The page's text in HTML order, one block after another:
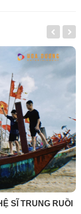
SĨ TRUNG RUỒI